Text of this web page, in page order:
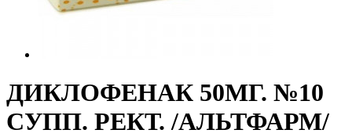
ДИКЛОФЕНАК 50МГ. №10
СУПП. РЕКТ. /АЛЬТФАРМ/